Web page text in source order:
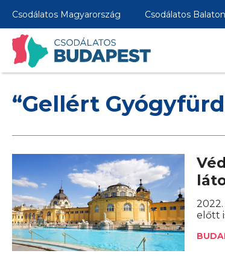
Csodálatos Magyarország Csodálatos Balaton
“Gellért
előtt